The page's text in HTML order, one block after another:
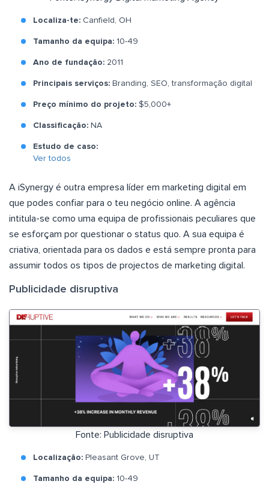
Localiza-te: Canfield, OH
Tamanho da equipa: 10-49
Ano de fundação: 2011
Principais serviços: Branding, SEO, transformação digital
Preço mínimo do projeto: $5,000+
Classificação: NA
Estudo de caso:
Ver todos
A iSynergy é outra empresa líder em marketing digital em
que podes confiar para o teu negócio online. A agência
intitula-se como uma equipa de profissionais peculiares que
se esforçam por questionar o status quo. A sua equipa é
criativa, orientada para os dados e está sempre pronta para
assumir todos os tipos de projectos de marketing digital.
Publicidade disruptiva
Fonte: Publicidade disruptiva
Localização: Pleasant Grove, UT
Tamanho da equipa: 10-49